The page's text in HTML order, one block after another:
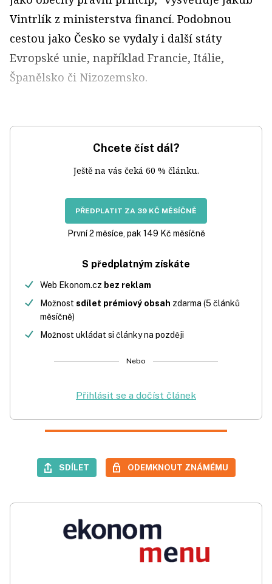
Vintrlík z ministerstva financí. Podobnou
cestou jako Česko se vydaly i další státy
Evropské unie, například Francie, Itálie,
Španělsko či Nizozemsko.
Chcete číst dál?
Ještě na vás čeká 60 % článku.
PŘEDPLATIT ZA 39 KČ MĚSÍČNĚ
První 2 měsíce, pak 149 Kč měsíčně
S předplatným získáte
Web Ekonom.cz bez reklam
Možnost sdílet prémiový obsah zdarma (5 článků
měsíčně)
Možnost ukládat si články na později
Nebo
Přihlásit se a dočíst článek
SDÍLET ODEMKNOUT ZNÁMÉMU